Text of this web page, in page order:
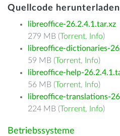
Quellcode herunterladen
libreoffice-26.2.4.1.tar.xz
279 MB (Torrent, Info)
libreoffice-dictionaries-
59 MB (Torrent, Info)
libreoffice-help-
56 MB (Torrent, Info)
libreoffice-translations-
224 MB (Torrent, Info)
Betriebssysteme